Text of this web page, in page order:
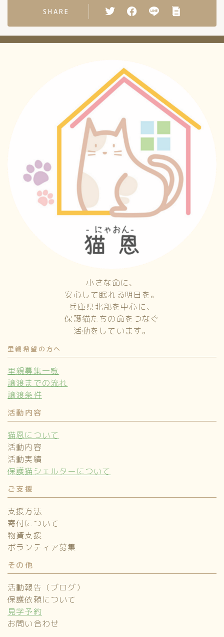
SHARE
小さな命に、
安心して眠れる明日を。
兵庫県北部を中心に、
保護猫たちの命をつなぐ
活動をしています。
里親希望の方へ
里親募集一覧
譲渡までの流れ
譲渡条件
活動内容
猫恩について
活動内容
活動実績
保護猫シェルターについて
ご支援
支援方法
寄付について
物資支援
ボランティア募集
その他
活動報告（ブログ）
保護依頼について
見学予約
お問い合わせ